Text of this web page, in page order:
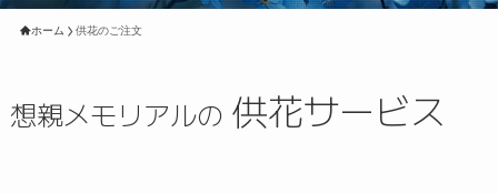
ホーム 供花のご注文
想親メモリアルの 供花サービス